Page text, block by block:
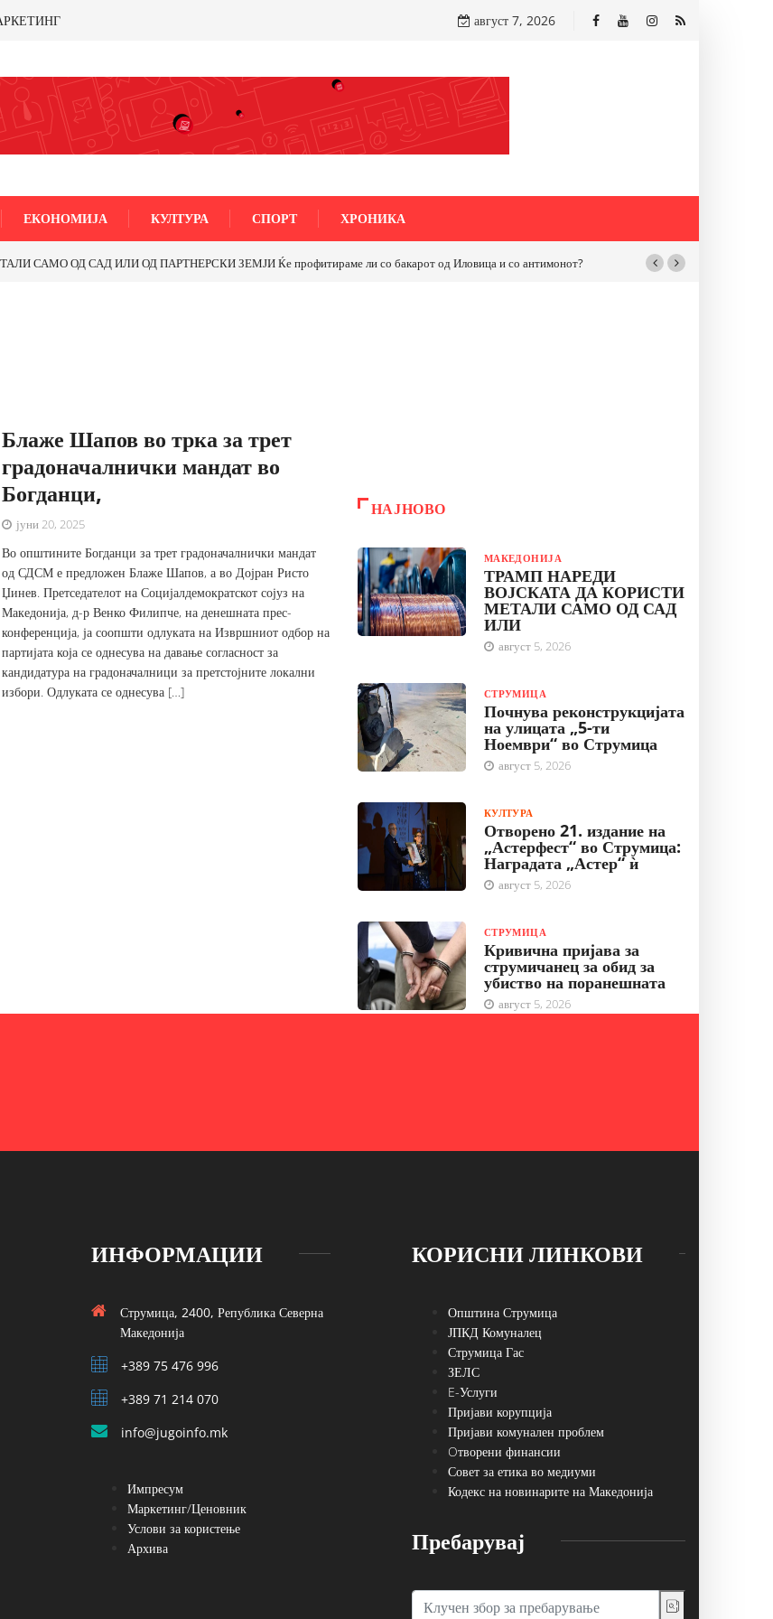
август 7, 2026
ЕКОНОМИЈА КУЛТУРА СПОРТ ХРОНИКА
САМО ОД САД ИЛИ ОД ПАРТНЕРСКИ ЗЕМЈИ Ќе профитираме ли со бакарот од Иловица и со антимонот?
Блаже Шапов во трка за трет
градоначалнички мандат во
Богданци,
јуни 20, 2025
Во општините Богданци за трет градоначалнички мандат
од СДСМ е предложен Блаже Шапов, а во Дојран Ристо
Џинев. Претседателот на Социјалдемократскот сојуз на
Македонија, д-р Венко Филипче, на денешната прес-
конференција, ја соопшти одлуката на Извршниот одбор на
партијата која се однесува на давање согласност за
кандидатура на градоначалници за претстојните локални
избори. Одлуката се однесува […]
НАЈНОВО
МАКЕДОНИЈА
ТРАМП НАРЕДИ
ВОЈСКАТА ДА КОРИСТИ
МЕТАЛИ САМО ОД САД
ИЛИ
август 5, 2026
СТРУМИЦА
Почнува реконструкцијата
на улицата „5-ти
Ноември“ во Струмица
август 5, 2026
КУЛТУРА
Отворено 21. издание на
„Астерфест“ во Струмица:
Наградата „Астер“ ѝ
август 5, 2026
СТРУМИЦА
Кривична пријава за
струмичанец за обид за
убиство на поранешната
август 5, 2026
ИНФОРМАЦИИ
Струмица, 2400, Република Северна
Македонија
+389 75 476 996
+389 71 214 070
info@jugoinfo.mk
Импресум
Маркетинг/Ценовник
Услови за користење
Архива
КОРИСНИ ЛИНКОВИ
Општина Струмица
ЈПКД Комуналец
Струмица Гас
ЗЕЛС
E-Услуги
Пријави корупција
Пријави комунален проблем
Oтворени финансии
Совет за етика во медиуми
Кодекс на новинарите на Македонија
Пребарувај